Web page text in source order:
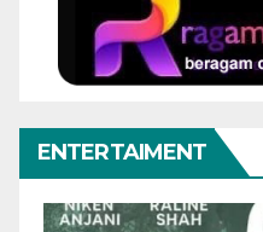
ENTERTAIMENT